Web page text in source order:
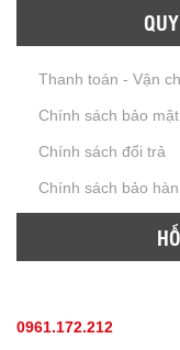
Thanh toán - Vận
Chính sách bảo mật
Chính sách đổi trả
Chính sách bảo
0961.172.212